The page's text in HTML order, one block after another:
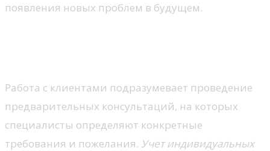
появления новых проблем в будущем.
Работа с клиентами подразумевает проведение
предварительных консультаций, на которых
специалисты определяют конкретные
требования и пожелания. Учет индивидуальных